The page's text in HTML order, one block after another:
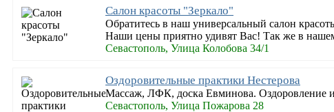
Салон красоты "Зеркало"
Обратитесь в наш универсальный салон
Наши цены приятно удивят Вас! Так же в
Севастополь, Улица Колобова 34/1
Оздоровительные практики Нестерова
Массаж, ЛФК, доска Евминова. Оздоровление
Севастополь, Улица Пожарова 28